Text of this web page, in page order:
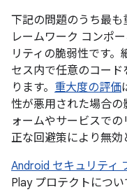
下記の問題のうち最も
レームワーク コンポ
リティの脆弱性です
セス内で任意のコー
ります。 重大度の評価
性が悪用された場合の
ォームやサービスで
正な回避策により無効
Android セキュリティ
Play プロテクトについ